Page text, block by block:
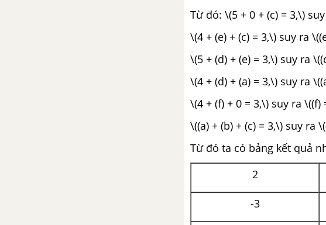
Từ đó: \(5 + 0 + (c) = 3,\)
\(4 + (e) + (c) = 3,\) suy ra
\(5 + (d) + (e) = 3,\) suy ra
\(4 + (d) + (a) = 3,\) suy ra
\(4 + (f) + 0 = 3,\) suy ra \((f)
\((a) + (b) + (c) = 3,\) suy ra
Từ đó ta có bảng kết quả
2
-3